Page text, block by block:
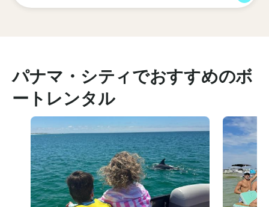
パナマ・シティでおすすめのボ
ートレンタル